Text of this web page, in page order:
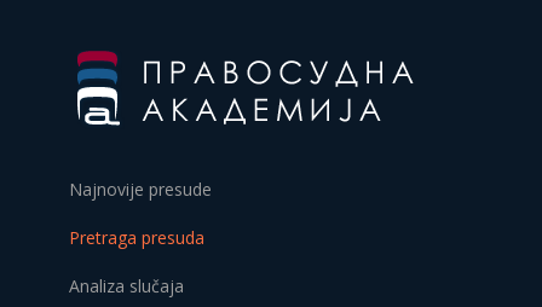
Najnovije presude
Pretraga presuda
Analiza slučaja